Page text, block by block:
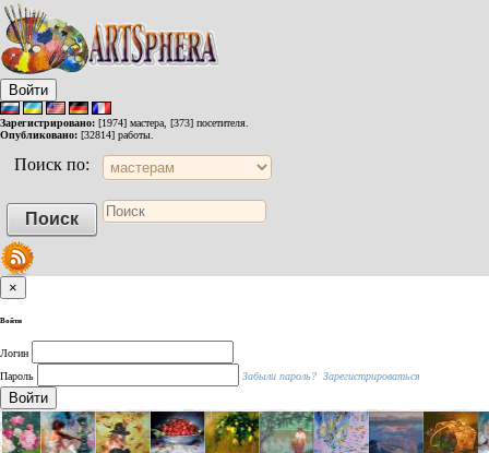
Войти
Зарегистрировано: [1974] мастера, [373] посетителя.
Опубликовано: [32814] работы.
Поиск по:
×
Войти
Логин
Пароль
Забыли пароль? Зарегистрироваться
Войти